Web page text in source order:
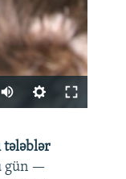
360p
480p
tələblər
gün —